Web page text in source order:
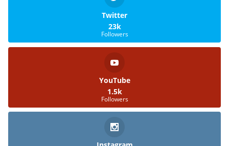
Twitter
23k
Followers
YouTube
1.5k
Followers